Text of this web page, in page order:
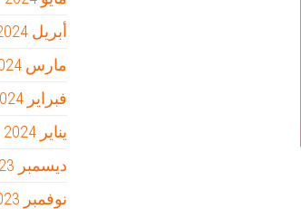
أبريل 2024
مارس 2024
فبراير 2024
يناير 2024
ديسمبر 2023
نوفمبر 2023